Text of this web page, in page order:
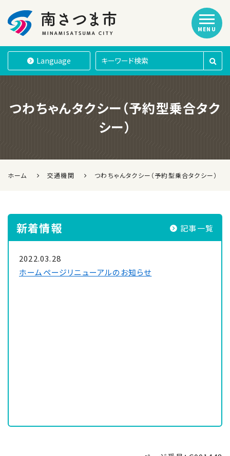
南さつま市
Language
MENU
つわちゃんタクシー（予約型乗合タク
シー）
ホーム 交通機関 つわちゃんタクシー（予約型乗合タクシー）
新着情報 記事一覧
2022.03.28
ホームページリニューアルのお知らせ